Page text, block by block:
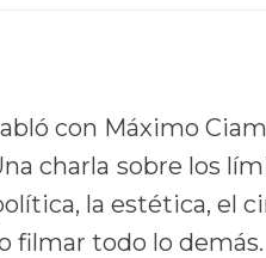
con Máximo
charla sobre los
la estética, el
filmar todo lo demás.